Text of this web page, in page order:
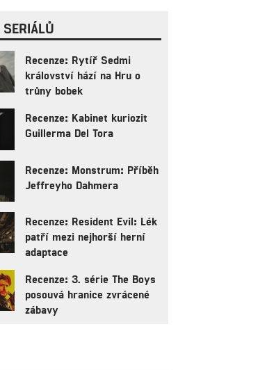
SERIÁLŮ
Recenze: Rytíř Sedmi
království hází na Hru o
trůny bobek
Recenze: Kabinet kuriozit
Guillerma Del Tora
Recenze: Monstrum: Příběh
Jeffreyho Dahmera
Recenze: Resident Evil: Lék
patří mezi nejhorší herní
adaptace
Recenze: 3. série The Boys
posouvá hranice zvrácené
zábavy